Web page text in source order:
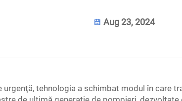
Aug 23, 2024
urgenţă, tehnologia a schimbat modul în care